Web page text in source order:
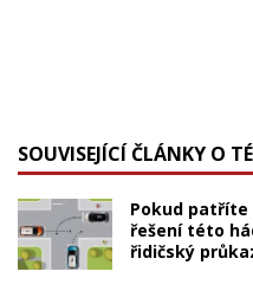
SOUVISEJÍCÍ ČLÁNKY O
Pokud patříte
řešení této
řidičský